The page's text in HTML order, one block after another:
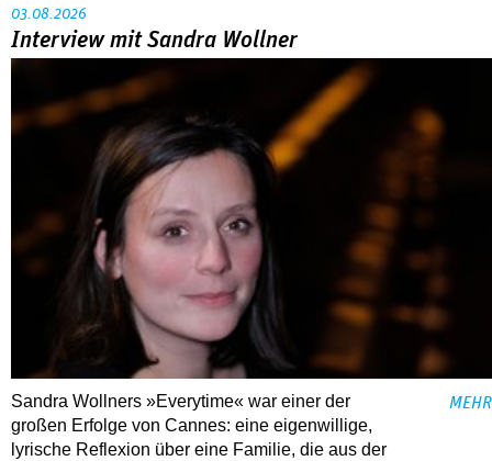
03.08.2026
Interview mit Sandra Wollner
Sandra Wollners »Everytime« war einer der
großen Erfolge von Cannes: eine eigenwillige,
lyrische Reflexion über eine ­Familie, die aus der
MEHR